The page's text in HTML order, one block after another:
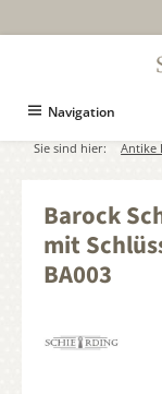
Navigation
Sie sind hier: Antike
Barock
mit
BA003